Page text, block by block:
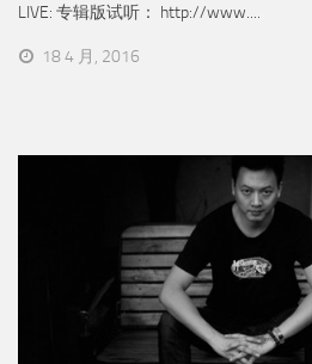
LIVE: 专辑版试听： http://www....
18 4 月, 2016